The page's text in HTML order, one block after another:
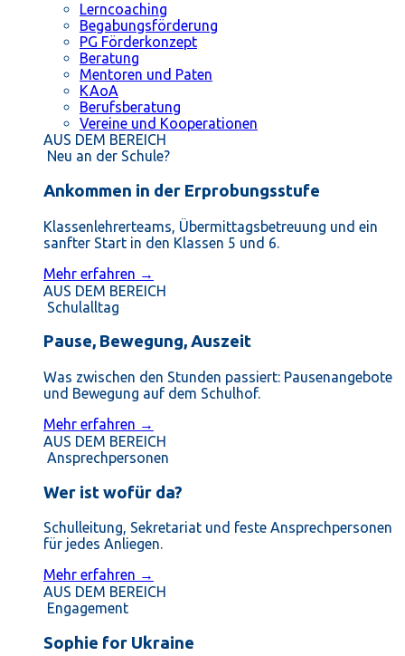
Lerncoaching
Begabungsförderung
PG Förderkonzept
Beratung
Mentoren und Paten
KAoA
Berufsberatung
Vereine und Kooperationen
AUS DEM BEREICH
Neu an der Schule?
Ankommen in der Erprobungsstufe
Klassenlehrerteams, Übermittagsbetreuung und ein
sanfter Start in den Klassen 5 und 6.
Mehr erfahren →
AUS DEM BEREICH
Schulalltag
Pause, Bewegung, Auszeit
Was zwischen den Stunden passiert: Pausenangebote
und Bewegung auf dem Schulhof.
Mehr erfahren →
AUS DEM BEREICH
Ansprechpersonen
Wer ist wofür da?
Schulleitung, Sekretariat und feste Ansprechpersonen
für jedes Anliegen.
Mehr erfahren →
AUS DEM BEREICH
Engagement
Sophie for Ukraine